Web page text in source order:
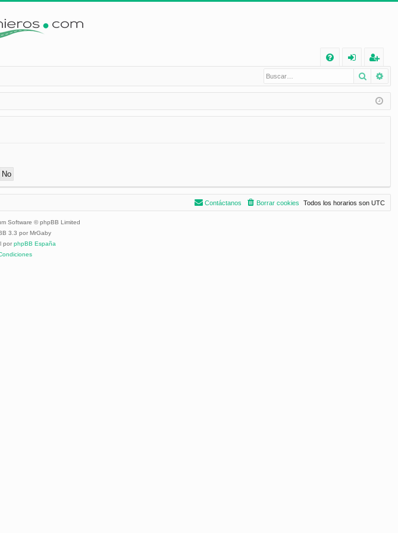
Q
nt
ifi
eg
ist
ra
Buscar
Todos los horarios son UTC
Borrar cookies
Contáctanos
Software © phpBB Limited
3.3 por MrGaby
por phpBB España